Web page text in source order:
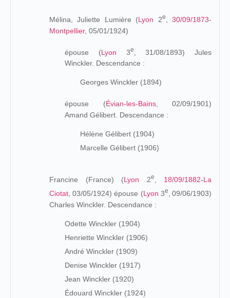
Mélina, Juliette Lumière (Lyon 2e ,30/09/1873-
Montpellier, 05/01/1924)
épouse (Lyon 3e
31/08/1893) Jules
Winckler. Descendance :
Georges Winckler (1894)
épouse (Évian-les-Bains, 02/09/1901)
Amand Gélibert. Descendance :
Hélène Gélibert (1904)
Marcelle Gélibert (1906)
Francine (France) (Lyon 2e 18/09/1882-La
Ciotat , 03/05/1924) épouse (Lyon 3e
09/06/1903)
Charles Winckler. Descendance :
Odette Winckler (1904)
Henriette Winckler (1906)
André Winckler (1909)
Denise Winckler (1917)
Jean Winckler (1920)
Édouard Winckler (1924)